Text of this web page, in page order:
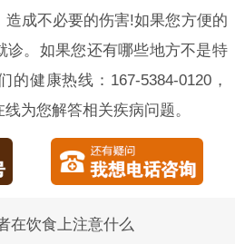
成不必要的伤害!如果您方便的
诊。如果您还有哪些地方不是特
的健康热线：167-5384-0120，
为您解答相关疾病问题。
在饮食上注意什么